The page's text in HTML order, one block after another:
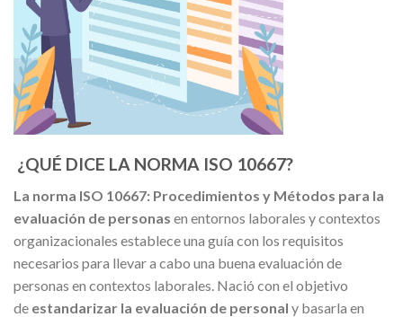
¿QUÉ DICE LA NORMA ISO 10667?
La norma ISO 10667: Procedimientos y Métodos para la
evaluación de personas en entornos laborales y contextos
organizacionales establece una guía con los requisitos
necesarios para llevar a cabo una buena evaluación de
personas en contextos laborales. Nació con el objetivo
de estandarizar la evaluación de personal y basarla en